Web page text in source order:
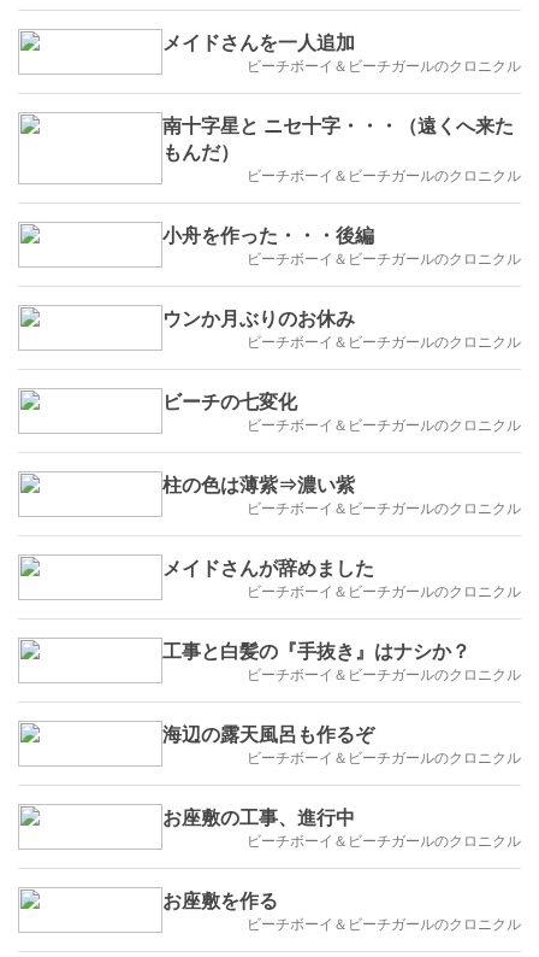
メイドさんを一人追加
ビーチボーイ＆ビーチガールのクロニクル
南十字星と ニセ十字・・・（遠くへ来た
もんだ）
ビーチボーイ＆ビーチガールのクロニクル
小舟を作った・・・後編
ビーチボーイ＆ビーチガールのクロニクル
ウンか月ぶりのお休み
ビーチボーイ＆ビーチガールのクロニクル
ビーチの七変化
ビーチボーイ＆ビーチガールのクロニクル
柱の色は薄紫⇒濃い紫
ビーチボーイ＆ビーチガールのクロニクル
メイドさんが辞めました
ビーチボーイ＆ビーチガールのクロニクル
工事と白髪の『手抜き』はナシか？
ビーチボーイ＆ビーチガールのクロニクル
海辺の露天風呂も作るぞ
ビーチボーイ＆ビーチガールのクロニクル
お座敷の工事、進行中
ビーチボーイ＆ビーチガールのクロニクル
お座敷を作る
ビーチボーイ＆ビーチガールのクロニクル